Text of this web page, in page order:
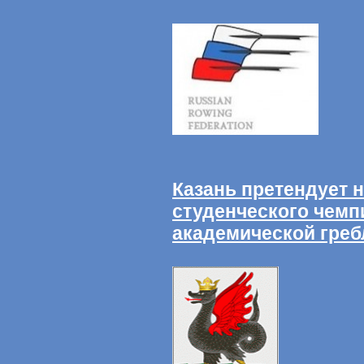
Казань претендует
студенческого
академической